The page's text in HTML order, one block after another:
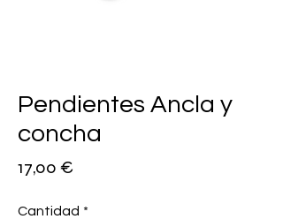
Pendientes Ancla y
concha
17,00 €
Cantidad *